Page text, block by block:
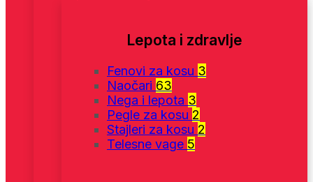
Lepota i zdravlje
Fenovi za kosu 3
Naočari 63
Nega i lepota 3
Pegle za kosu 2
Stajleri za kosu 2
Telesne vage 5